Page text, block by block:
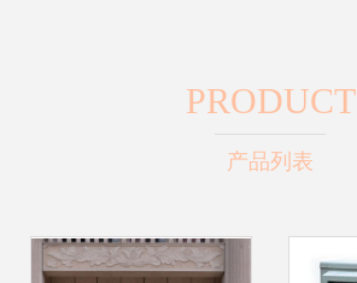
PRODUCT
产品列表